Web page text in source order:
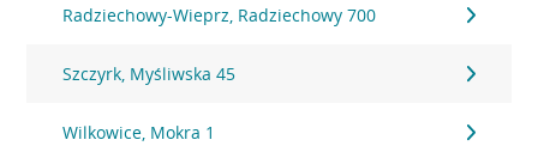
Radziechowy-Wieprz, Radziechowy 700
Szczyrk, Myśliwska 45
Wilkowice, Mokra 1